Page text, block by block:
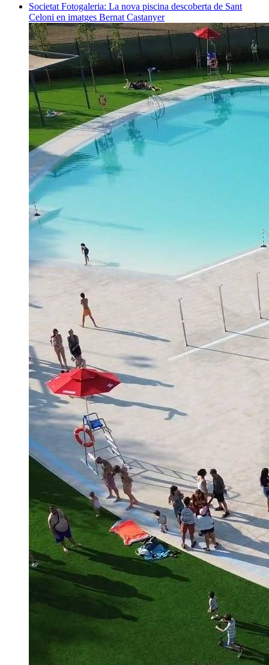
Societat Fotogaleria: La nova piscina descoberta de Sant
Celoni en imatges Bernat Castanyer